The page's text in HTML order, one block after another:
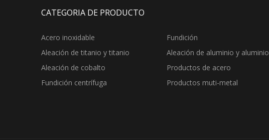
CATEGORIA DE PRODUCTO
Acero inoxidable
Aleación de titanio y titanio
Aleación de cobalto
Fundición centrífuga
Fundición
Aleación de aluminio y aluminio
Productos de acero
Productos muti-metal